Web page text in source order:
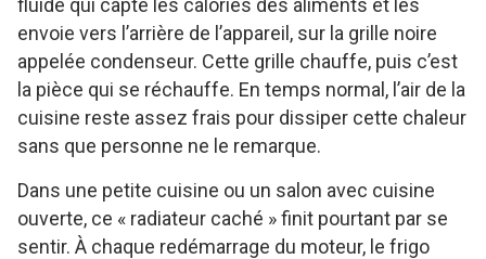
fluide qui capte les calories des aliments et les
envoie vers l’arrière de l’appareil, sur la grille noire
appelée condenseur. Cette grille chauffe, puis c’est
la pièce qui se réchauffe. En temps normal, l’air de la
cuisine reste assez frais pour dissiper cette chaleur
sans que personne ne le remarque.
Dans une petite cuisine ou un salon avec cuisine
ouverte, ce « radiateur caché » finit pourtant par se
sentir. À chaque redémarrage du moteur, le frigo